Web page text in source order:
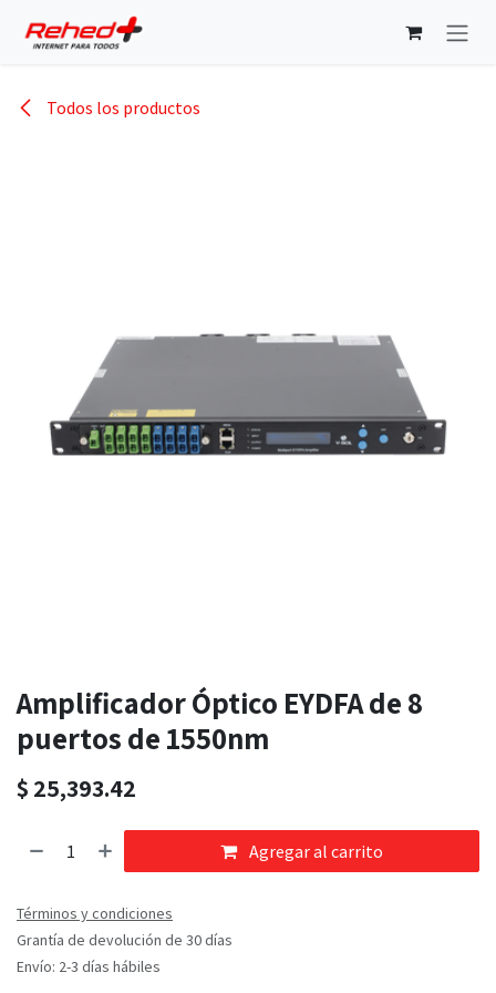
Todos los productos
Amplificador Óptico EYDFA de 8
puertos de 1550nm
$ 25,393.42
Agregar al carrito
Términos y condiciones
Grantía de devolución de 30 días
Envío: 2-3 días hábiles